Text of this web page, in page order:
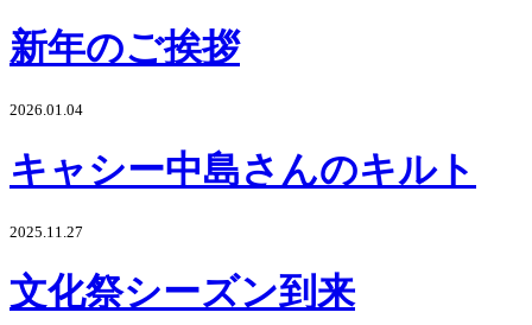
新年のご挨拶
2026.01.04
キャシー中島さんのキルト
2025.11.27
文化祭シーズン到来